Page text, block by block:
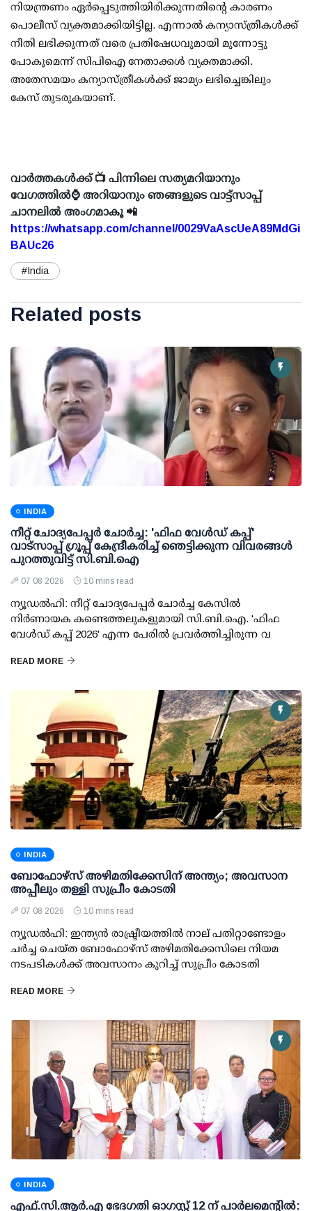
നിയന്ത്രണം ഏര്‍പ്പെടുത്തിയിരിക്കുന്നതിന്റെ കാരണം
പൊലീസ് വ്യക്തമാക്കിയിട്ടില്ല. എന്നാല്‍ കന്യാസ്ത്രീകള്‍ക്ക്
നീതി ലഭിക്കുന്നത് വരെ പ്രതിഷേധവുമായി മുന്നോട്ടു
പോകുമെന്ന് സിപിഐ നേതാക്കള്‍ വ്യക്തമാക്കി.
അതേസമയം കന്യാസ്ത്രീകള്‍ക്ക് ജാമ്യം ലഭിച്ചെങ്കിലും
കേസ് തുടരുകയാണ്.
വാർത്തകൾക്ക് 📺 പിന്നിലെ സത്യമറിയാനും
വേഗത്തിൽ⌚ അറിയാനും ഞങ്ങളുടെ വാട്ട്സാപ്പ്
ചാനലിൽ അംഗമാകൂ 📲
https://whatsapp.com/channel/0029VaAscUeA89MdGi
BAUc26
#India
Related posts
INDIA
നീറ്റ് ചോദ്യപേപ്പര്‍ ചോര്‍ച്ച: 'ഫിഫ വേള്‍ഡ് കപ്പ്'
വാട്സാപ്പ് ഗ്രൂപ്പ് കേന്ദ്രീകരിച്ച് ഞെട്ടിക്കുന്ന വിവരങ്ങള്‍
പുറത്തുവിട്ട് സി.ബി.ഐ
07 08 2026 10 mins read
ന്യൂഡല്‍ഹി: നീറ്റ് ചോദ്യപേപ്പര്‍ ചോര്‍ച്ച കേസില്‍
നിര്‍ണായക കണ്ടെത്തലുകളുമായി സി.ബി.ഐ. 'ഫിഫ
വേള്‍ഡ് കപ്പ് 2026' എന്ന പേരില്‍ പ്രവര്‍ത്തിച്ചിരുന്ന വ
READ MORE
INDIA
ബോഫോഴ്സ് അഴിമതിക്കേസിന് അന്ത്യം; അവസാന
അപ്പീലും തള്ളി സുപ്രീം കോടതി
07 08 2026 10 mins read
ന്യൂഡല്‍ഹി: ഇന്ത്യന്‍ രാഷ്ട്രീയത്തില്‍ നാല് പതിറ്റാണ്ടോളം
ചര്‍ച്ച ചെയ്ത ബോഫോഴ്സ് അഴിമതിക്കേസിലെ നിയമ
നടപടികള്‍ക്ക് അവസാനം കുറിച്ച് സുപ്രീം കോടതി
READ MORE
INDIA
എഫ്.സി.ആര്‍.എ ഭേദഗതി ഓഗസ്റ്റ് 12 ന് പാര്‍ലമെന്റില്‍: